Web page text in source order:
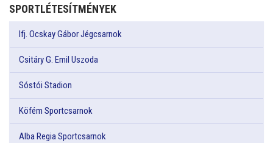
SPORTLÉTESÍTMÉNYEK
Ifj. Ocskay Gábor Jégcsarnok
Csitáry G. Emil Uszoda
Sóstói Stadion
Köfém Sportcsarnok
Alba Regia Sportcsarnok